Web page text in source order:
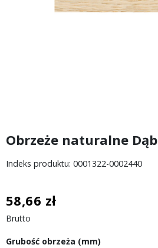
Obrzeże naturalne Dąb
Indeks produktu: 0001322-0002440
58,66 zł
Brutto
Grubość obrzeża (mm)